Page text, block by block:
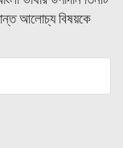
আলোচ্য বিষয়কে